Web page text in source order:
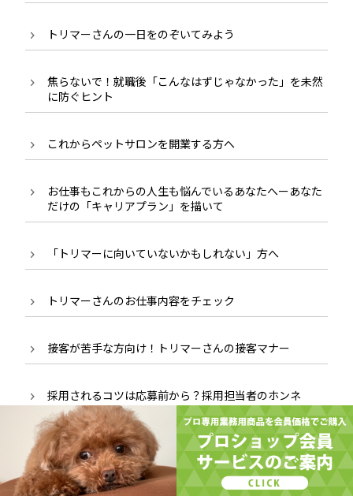
トリマーさんの一日をのぞいてみよう
焦らないで！就職後「こんなはずじゃなかった」を未然
に防ぐヒント
これからペットサロンを開業する方へ
お仕事もこれからの人生も悩んでいるあなたへーあなた
だけの「キャリアプラン」を描いて
「トリマーに向いていないかもしれない」方へ
トリマーさんのお仕事内容をチェック
接客が苦手な方向け！トリマーさんの接客マナー
採用されるコツは応募前から？採用担当者のホンネ
就活を悩ませる「トリマーの志望動機」のヒント
トリマーになれば参加できる！楽しいイベント